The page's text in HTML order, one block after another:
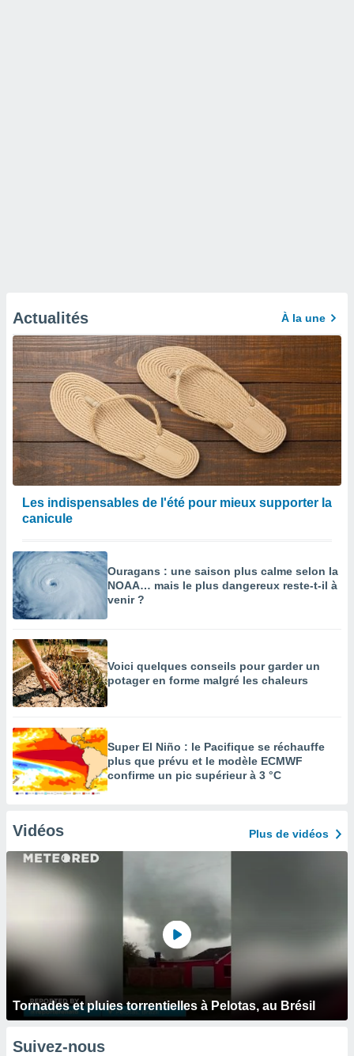
Actualités À la une
Les indispensables de l'été pour mieux supporter la
canicule
Ouragans : une saison plus calme selon la
NOAA… mais le plus dangereux reste-t-il à
venir ?
Voici quelques conseils pour garder un
potager en forme malgré les chaleurs
Super El Niño : le Pacifique se réchauffe
plus que prévu et le modèle ECMWF
confirme un pic supérieur à 3 °C
Vidéos Plus de vidéos
Tornades et pluies torrentielles à Pelotas, au Brésil
Suivez-nous